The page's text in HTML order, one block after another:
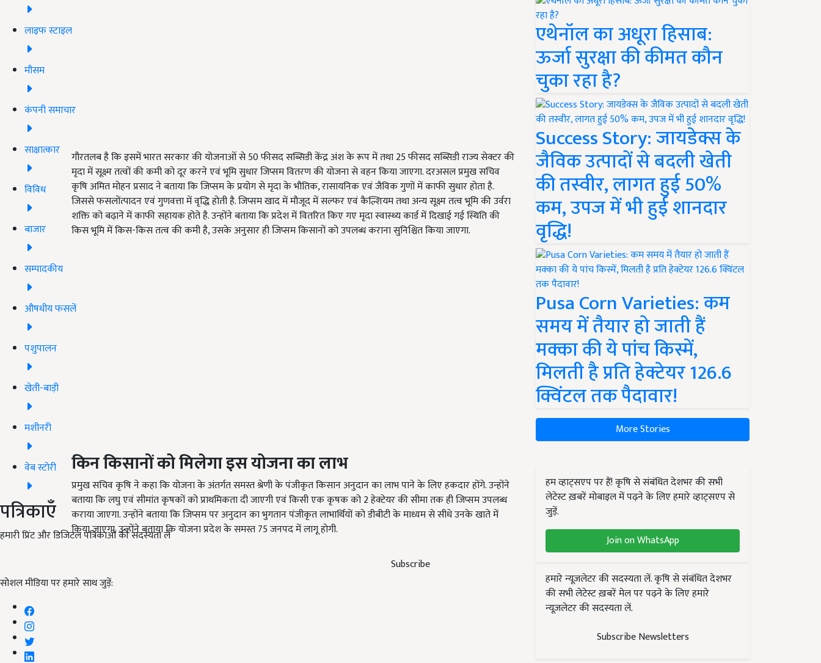
लाइफ स्टाइल
मौसम
कंपनी समाचार
साक्षात्कार
विविध
बाजार
सम्पादकीय
औषधीय फसलें
पशुपालन
खेती-बाड़ी
मशीनरी
वेब स्टोरी
पत्रिकाएँ
हमारी प्रिंट और डिजिटल पत्रिकाओं की सदस्यता लें
Subscribe
सोशल मीडिया पर हमारे साथ जुड़ें:
गौरतलब है कि इसमें भारत सरकार की योजनाओं से 50 फीसद सब्सिडी केंद्र अंश के रूप में तथा 25 फीसद सब्सिडी राज्य सेक्टर की
मृदा में सूक्ष्म तत्वों की कमी को दूर करने एवं भूमि सुधार जिप्सम वितरण की योजना से वहन किया जाएगा. दरअसल प्रमुख सचिव
कृषि अमित मोहन प्रसाद ने बताया कि जिप्सम के प्रयोग से मृदा के भौतिक, रासायनिक एवं जैविक गुणों में काफी सुधार होता है.
जिससे फसलोंत्पादन एवं गुणवत्ता में वृद्धि होती है. जिप्सम खाद में मौजूद में सल्फर एवं कैल्शियम तथा अन्य सूक्ष्म तत्व भूमि की उर्वरा
शक्ति को बढ़ाने में काफी सहायक होते है. उन्होंने बताया कि प्रदेश में वितरित किए गए मृदा स्वास्थ्य कार्ड में दिखाई गई स्थिति की
किस भूमि में किस-किस तत्व की कमी है, उसके अनुसार ही जिप्सम किसानों को उपलब्ध कराना सुनिश्चित किया जाएगा.
किन किसानों को मिलेगा इस योजना का लाभ
प्रमुख सचिव कृषि ने कहा कि योजना के अंतर्गत समस्त श्रेणी के पंजीकृत किसान अनुदान का लाभ पाने के लिए हकदार होंगे. उन्होंने
बताया कि लघु एवं सीमांत कृषकों को प्राथमिकता दी जाएगी एवं किसी एक कृषक को 2 हेक्टेयर की सीमा तक ही जिप्सम उपलब्ध
कराया जाएगा. उन्होंने बताया कि जिप्सम पर अनुदान का भुगतान पंजीकृत लाभार्थियों को डीबीटी के माध्यम से सीधे उनके खाते में
किया जाएगा. उन्होंने बताया कि योजना प्रदेश के समस्त 75 जनपद में लागू होगी.
एथेनॉल का अधूरा हिसाब:
ऊर्जा सुरक्षा की कीमत कौन
चुका रहा है?
Success Story: जायडेक्स के
जैविक उत्पादों से बदली खेती
की तस्वीर, लागत हुई 50%
कम, उपज में भी हुई शानदार
वृद्धि!
Pusa Corn Varieties: कम
समय में तैयार हो जाती हैं
मक्का की ये पांच किस्में,
मिलती है प्रति हेक्टेयर 126.6
क्विंटल तक पैदावार!
More Stories
हम व्हाट्सएप पर हैं! कृषि से संबंधित देशभर की सभी
लेटेस्ट ख़बरें मोबाइल में पढ़ने के लिए हमारे व्हाट्सएप से
जुड़ें.
Join on WhatsApp
हमारे न्यूज़लेटर की सदस्यता लें. कृषि से संबंधित देशभर
की सभी लेटेस्ट ख़बरें मेल पर पढ़ने के लिए हमारे
न्यूज़लेटर की सदस्यता लें.
Subscribe Newsletters